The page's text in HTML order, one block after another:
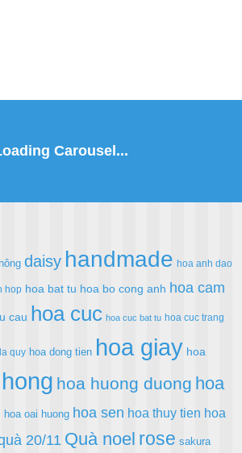
daisy handmade hoa anh dao
hop hoa bat tu hoa bo cong anh hoa cam
cau hoa cuc hoa cuc bat tu hoa cuc trang
quy hoa dong tien hoa giay hoa
hoa huong duong hoa
hoa oai huong hoa sen hoa thuy tien hoa
20/11 Quà noel rose sakura